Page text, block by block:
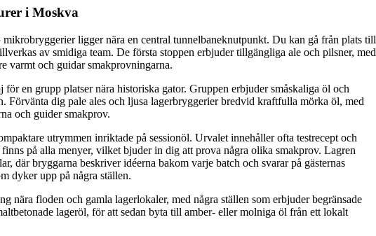
i Moskva
ligger nära en central tunnelbaneknutpunkt. Du kan gå från plats till
av smidiga team. De första stoppen erbjuder tillgängliga ale och pilsner, med
varmt och guidar smakprovningarna.
en grupp platser nära historiska gator. Gruppen erbjuder småskaliga öl och
Förvänta dig pale ales och ljusa lagerbryggerier bredvid kraftfulla mörka öl, med
och guider smakprov.
utrymmen inriktade på sessionöl. Urvalet innehåller ofta testrecept och
på alla menyer, vilket bjuder in dig att prova några olika smakprov. Lagren
där bryggarna beskriver idéerna bakom varje batch och svarar på gästernas
dyker upp på några ställen.
nära floden och gamla lagerlokaler, med några ställen som erbjuder begränsade
lageröl, för att sedan byta till amber- eller molniga öl från ett lokalt